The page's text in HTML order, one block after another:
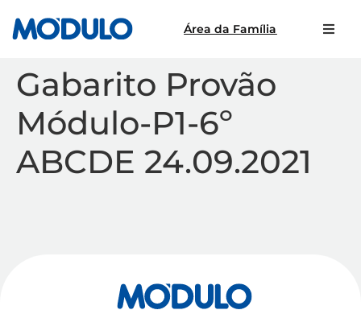
Área da Família
Gabarito Provão
Módulo-P1-6º
ABCDE 24.09.2021